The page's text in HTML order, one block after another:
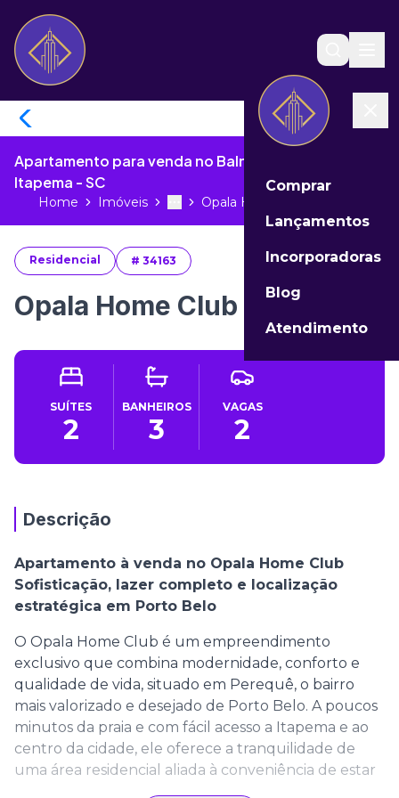
Comprar
Lançamentos
Incorporadoras
Blog
Atendimento
Apartamento para venda no Balneário Perequê de
Itapema - SC
Home Imóveis More
Toggle menu
Opala Home Club Preço...
Residencial # 34163
Opala Home Club Preço
SUÍTES
2
BANHEIROS
3
VAGAS
2
Descrição
Apartamento à venda no Opala Home Club
Sofisticação, lazer completo e localização
estratégica em Porto Belo
O Opala Home Club é um empreendimento
exclusivo que combina modernidade, conforto e
qualidade de vida, situado em Perequê, o bairro
mais valorizado e desejado de Porto Belo. A poucos
minutos da praia e com fácil acesso a Itapema e ao
centro da cidade, ele oferece a tranquilidade de
uma área residencial aliada à conveniência de estar
próximo a comércios, restaurantes e serviços